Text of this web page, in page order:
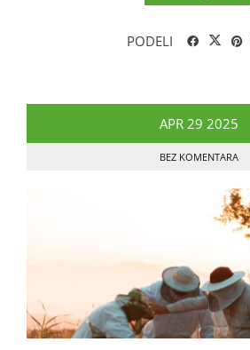
PODELI
APR 29 2025
BEZ KOMENTARA